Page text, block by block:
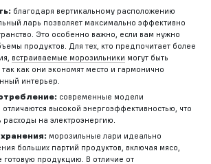
благодаря вертикальному расположению
ларь позволяет максимально эффективно
Это особенно важно, если вам нужно
продуктов. Для тех, кто предпочитает более
встраиваемые морозильники могут быть
как они экономят место и гармонично
интерьер.
современные модели
высокой энергоэффективностью, что
расходы на электроэнергию.
морозильные лари идеально
больших партий продуктов, включая мясо,
продукцию. В отличие от